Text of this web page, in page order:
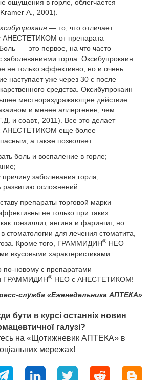
ощущения в горле, облегчается
A., 2001).
— то, что отличает
АНЕСТЕТИКОМ от препарата
— это первое, на что часто
горла. Оксибупрокаин
не только эффективно, но и очень
наступает уже через 30 с после
средства. Оксибупрокаин
местнораздражающее действие
и менее аллергенен, чем
и соавт., 2011). Все это делает
АНЕСТЕТИКОМ еще более
а также позволяет:
боль и воспаление в горле;
причину заболевания горла;
развитию осложнений.
препараты торговой марки
не только при таких
тонзиллит, ангина и фарингит, но
стоматологии для лечения стоматита,
Кроме того, ГРАММИДИН® НЕО
вкусовыми характеристиками.
по-новому с препаратами
ГРАММИДИН® НЕО с АНЕСТЕТИКОМ!
служба «Еженедельника АПТЕКА»
бути в курсі останніх новин
галузі?
на «Щотижневик АПТЕКА» в
мережах!